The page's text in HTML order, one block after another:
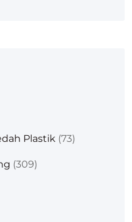
Plastik (73)
(309)